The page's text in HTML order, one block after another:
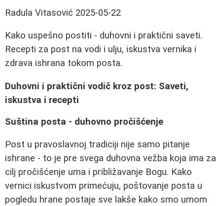
Radula Vitasović 2025-05-22
Kako uspešno postiti - duhovni i praktični saveti.
Recepti za post na vodi i ulju, iskustva vernika i
zdrava ishrana tokom posta.
Duhovni i praktični vodič kroz post: Saveti,
iskustva i recepti
Suština posta - duhovno pročišćenje
Post u pravoslavnoj tradiciji nije samo pitanje
ishrane - to je pre svega duhovna vežba koja ima za
cilj pročišćenje uma i približavanje Bogu. Kako
vernici iskustvom primećuju, poštovanje posta u
pogledu hrane postaje sve lakše kako smo umom